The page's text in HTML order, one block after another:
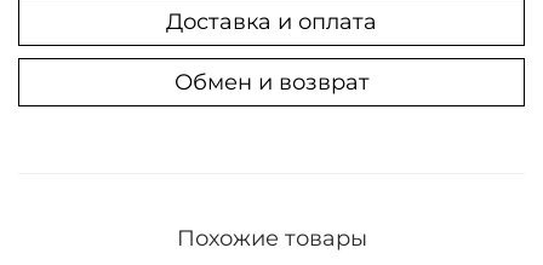
о
Доставка и оплата
Обмен и возврат
Похожие товары